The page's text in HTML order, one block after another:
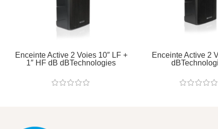
Enceinte Active 2 Voies 10″ LF +
1″ HF dB dBTechnologies
Enceinte Active 2